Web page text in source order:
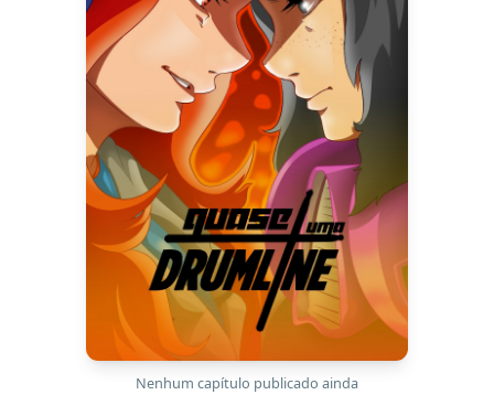
Nenhum capítulo publicado ainda